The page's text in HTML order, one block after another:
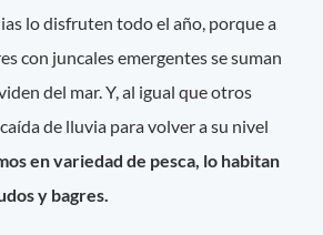
lo disfruten todo el año, porque a
con juncales emergentes se suman
del mar. Y, al igual que otros
de lluvia para volver a su nivel
en variedad de pesca, lo habitan
y bagres.